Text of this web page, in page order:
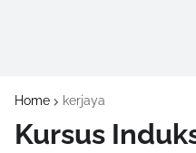
Home kerjaya
Kursus